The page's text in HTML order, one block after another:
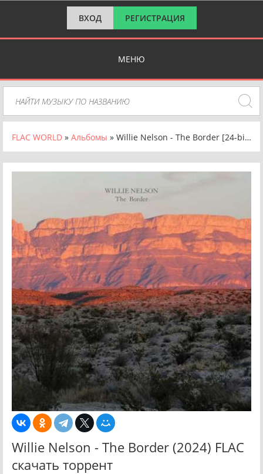
ВХОД РЕГИСТРАЦИЯ
МЕНЮ
FLAC WORLD » Альбомы » Willie Nelson - The Border [24-bit Hi-Res] (2024) FLAC
Willie Nelson - The Border (2024) FLAC
скачать торрент